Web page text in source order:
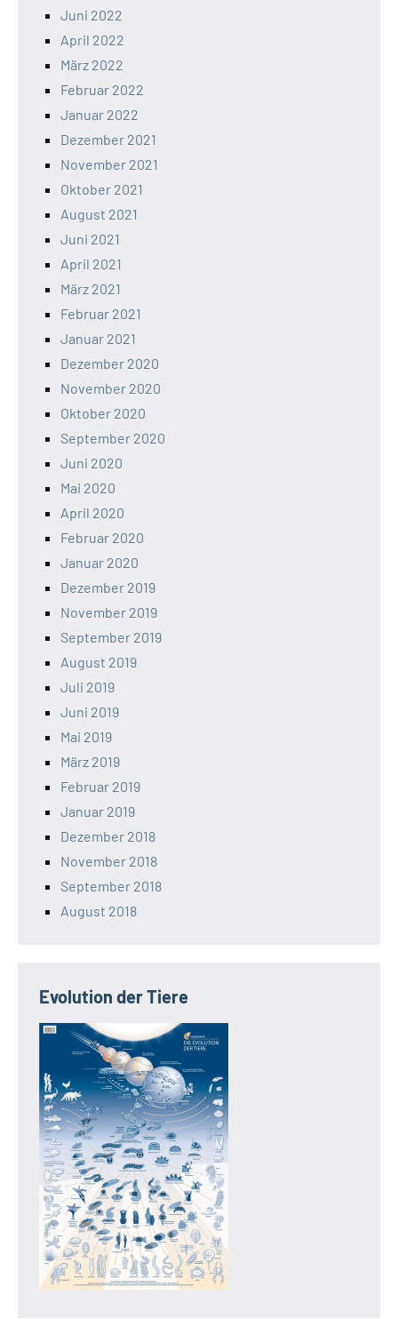
Juni 2022
April 2022
März 2022
Februar 2022
Januar 2022
Dezember 2021
November 2021
Oktober 2021
August 2021
Juni 2021
April 2021
März 2021
Februar 2021
Januar 2021
Dezember 2020
November 2020
Oktober 2020
September 2020
Juni 2020
Mai 2020
April 2020
Februar 2020
Januar 2020
Dezember 2019
November 2019
September 2019
August 2019
Juli 2019
Juni 2019
Mai 2019
März 2019
Februar 2019
Januar 2019
Dezember 2018
November 2018
September 2018
August 2018
Evolution der Tiere